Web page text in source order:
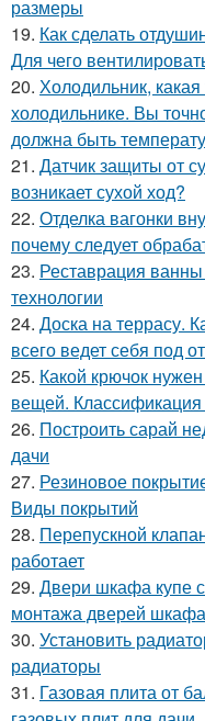
размеры
19. Как сделать
Для чего
20. Холодильник,
холодильнике. Вы
должна быть
21. Датчик защиты от
возникает сухой ход?
22. Отделка вагонки
почему следует
23. Реставрация
технологии
24. Доска на террасу.
всего ведет себя под
25. Какой крючок
вещей. Классификация
26. Построить сарай
дачи
27. Резиновое
Виды покрытий
28. Перепускной
работает
29. Двери шкафа купе
монтажа дверей
30. Установить
радиаторы
31. Газовая плита от